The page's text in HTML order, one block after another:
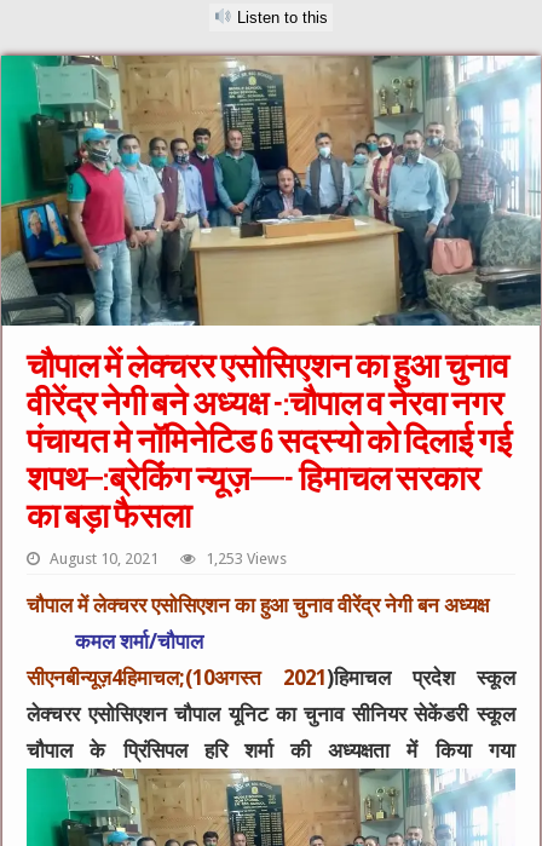
Listen to this
चौपाल में लेक्चरर एसोसिएशन का हुआ चुनाव
वीरेंद्र नेगी बने अध्यक्ष -:चौपाल व नेरवा नगर
पंचायत मे नॉमिनेटिड 6 सदस्यो को दिलाई गई
शपथ–:ब्रेकिंग न्यूज़—- हिमाचल सरकार
का बड़ा फैसला
August 10, 2021 1,253 Views
चौपाल में लेक्चरर एसोसिएशन का हुआ चुनाव वीरेंद्र नेगी बन अध्यक्ष
कमल शर्मा/चौपाल
सीएनबीन्यूज़4हिमाचल;(10अगस्त 2021)हिमाचल प्रदेश स्कूल
लेक्चरर एसोसिएशन चौपाल यूनिट का चुनाव सीनियर सेकेंडरी स्कूल
चौपाल के प्रिंसिपल हरि शर्मा की अध्यक्षता में किया गया